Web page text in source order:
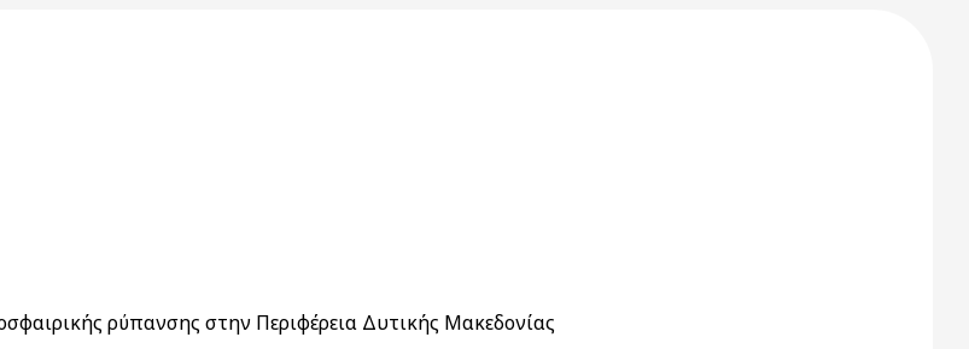
ρύπανσης στην Περιφέρεια Δυτικής Μακεδονίας